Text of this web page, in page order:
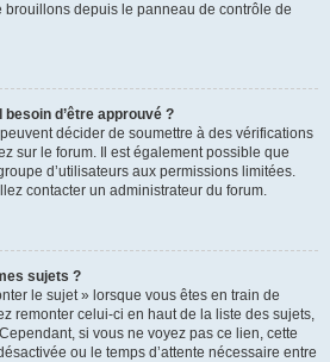
brouillons depuis le panneau de contrôle de
d’être approuvé ?
décider de soumettre à des vérifications
sur le forum. Il est également possible que
d’utilisateurs aux permissions limitées.
contacter un administrateur du forum.
sujets ?
le sujet » lorsque vous êtes en train de
remonter celui-ci en haut de la liste des sujets,
si vous ne voyez pas ce lien, cette
ou le temps d’attente nécessaire entre